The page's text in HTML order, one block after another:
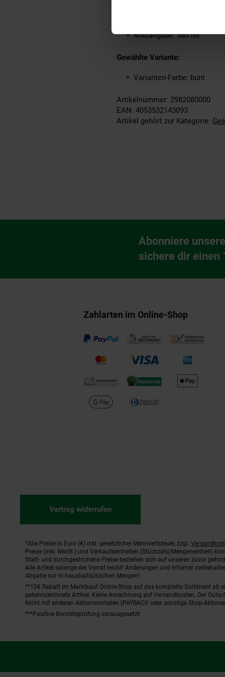
Maßangabe: 380 ml
Gewählte Variante:
Varianten-Farbe: bunt
Artikelnummer: 2982080000
EAN: 4053532143093
Artikel gehört zur Kategorie:
Newsletter
Abonniere
sichere dir einen
Zahlarten im Online-Shop
Vertrag widerrufen
Fußnoten
*Alle Preise in Euro (€) inkl. gesetzlicher Mehrwertsteuer, zzgl.
Preise (inkl. MwSt.) und Verkaufseinheiten (Stückzahl/Mengeneinheit)
Statt- und durchgestrichene Preise beziehen sich auf unseren zuvor
Alle Artikel solange der Vorrat reicht! Änderungen und Irrtümer
Abgabe nur in haushaltsüblichen Mengen!
**15€ Rabatt im Marktkauf Online-Shop auf das komplette Sortiment ab
gekennzeichnete Artikel. Keine Anrechnung auf Versandkosten. Der
Nicht mit anderen Aktionsvorteilen (PAYBACK oder sonstige Shop-
***Positive Bonitätsprüfung vorausgesetzt